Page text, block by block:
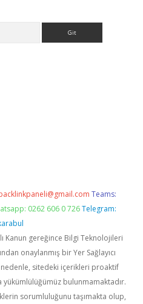
Teams:
0262 606 0 726 Telegram:
Kanun gereğince Bilgi Teknolojileri
onaylanmış bir Yer Sağlayıcı
sitedeki içerikleri proaktif
bulunmamaktadır.
sorumluluğunu taşımakta olup,